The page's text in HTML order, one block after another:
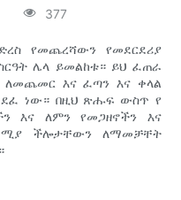
377
የመጨረሻውን የመደርደሪያ
ሌላ ይመልከቱ። ይህ ፈጠራ
እና ፈጣን እና ቀላል
ነው። በዚህ ጽሑፍ ውስጥ የ
እና ለምን የመጋዘኖችን እና
ችሎታቸውን ለማመቻቸት